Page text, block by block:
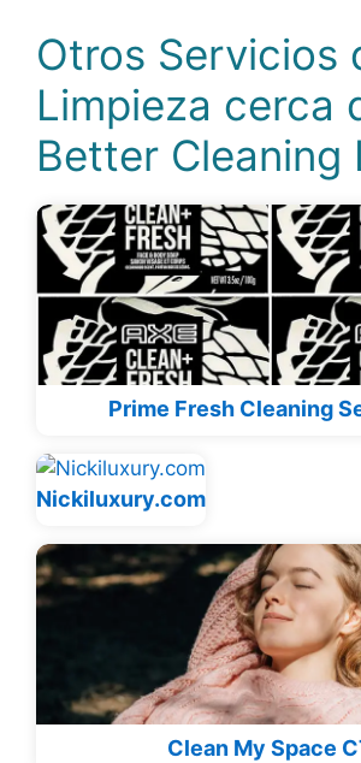
Otros Servicios
Limpieza cerca
Better Cleaning
Prime Fresh Cleaning
Nickiluxury.com
Clean My Space